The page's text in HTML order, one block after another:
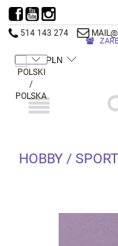
514 143 274
HOBBY /